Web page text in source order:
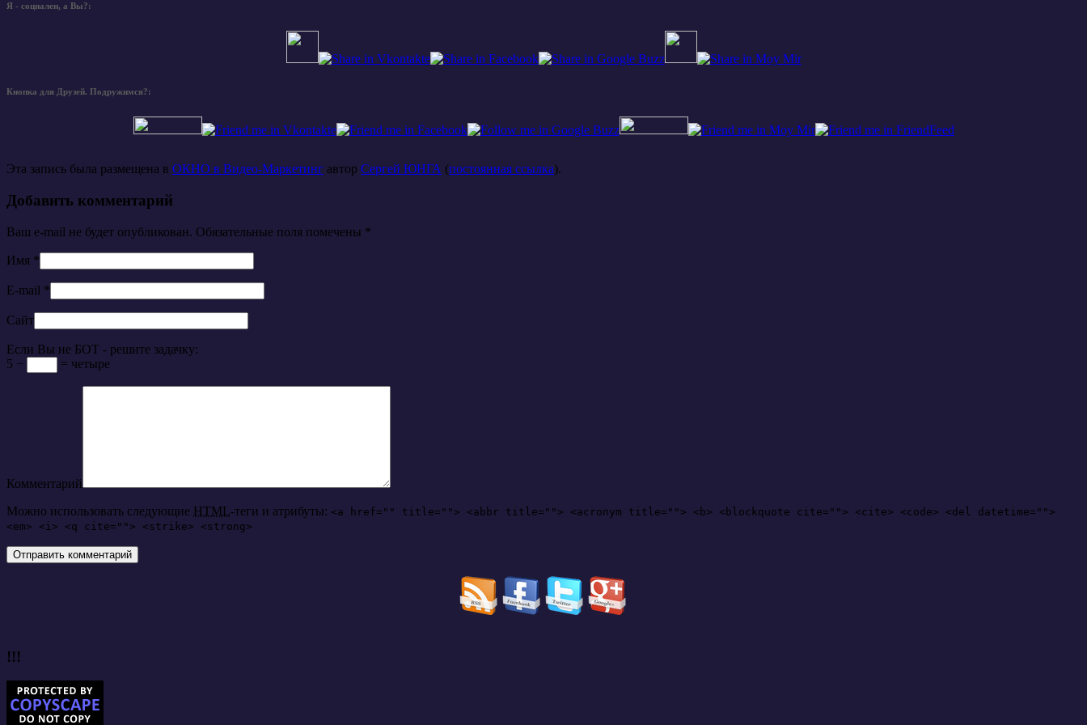
Я - социален, а Вы?:
Кнопка для Друзей. Подружимся?:
Эта запись была размещена в ОКНО в Видео-Маркетинг автор Сергей ЮНГА (постоянная ссылка).
Добавить комментарий
Ваш e-mail не будет опубликован. Обязательные поля помечены *
Имя *
E-mail *
Сайт
Если Вы не БОТ - решите задачку:
5 −
= четыре
Комментарий
Можно использовать следующие HTML-теги и атрибуты: <a href="" title=""> <abbr title=""> <acronym title=""> <b> <blockquote cite=""> <cite> <code> <del datetime="">
<em> <i> <q cite=""> <strike> <strong>
!!!